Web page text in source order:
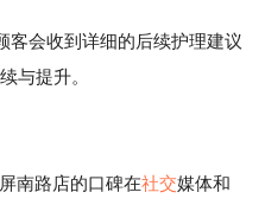
会收到详细的后续护理建议
与提升。
南路店的口碑在社交媒体和